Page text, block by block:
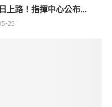
上路！指揮中心公布...
25